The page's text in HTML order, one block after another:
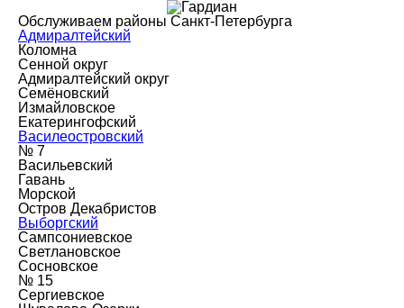
Обслуживаем районы Санкт-Петербурга
Адмиралтейский
Коломна
Сенной округ
Адмиралтейский округ
Семёновский
Измайловское
Екатерингофский
Василеостровский
№ 7
Васильевский
Гавань
Морской
Остров Декабристов
Выборгский
Сампсониевское
Светлановское
Сосновское
№ 15
Сергиевское